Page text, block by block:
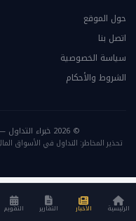
حول الموقع
اتصل بنا
سياسة الخصوصية
الشروط والأحكام
© 2026 خبراء التداول — ForexEF. جميع الحقوق محفوظة.
تحذير المخاطر: التداول في الأسواق
الرئيسية الأخبار التقارير التقويم